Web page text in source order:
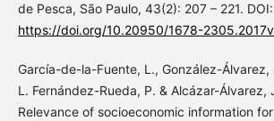
de Pesca, São Paulo, 43(2): 207 – 221. DOI:
https://doi.org/10.20950/1678-
García-de-la-Fuente, L., González-Álvarez,
L. Fernández-Rueda, P. & Alcázar-Álvarez,
Relevance of socioeconomic information